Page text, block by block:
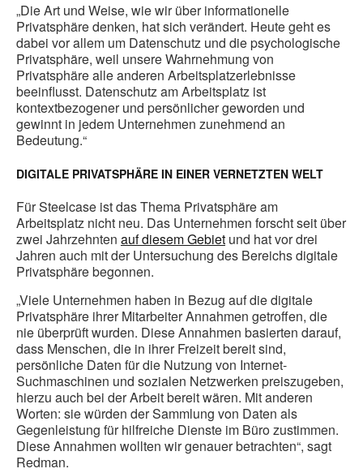
„Die Art und Weise, wie wir über informationelle
Privatsphäre denken, hat sich verändert. Heute geht es
dabei vor allem um Datenschutz und die psychologische
Privatsphäre, weil unsere Wahrnehmung von
Privatsphäre alle anderen Arbeitsplatzerlebnisse
beeinflusst. Datenschutz am Arbeitsplatz ist
kontextbezogener und persönlicher geworden und
gewinnt in jedem Unternehmen zunehmend an
Bedeutung.“
DIGITALE PRIVATSPHÄRE IN EINER VERNETZTEN WELT
Für Steelcase ist das Thema Privatsphäre am
Arbeitsplatz nicht neu. Das Unternehmen forscht seit über
zwei Jahrzehnten auf diesem Gebiet und hat vor drei
Jahren auch mit der Untersuchung des Bereichs digitale
Privatsphäre begonnen.
„Viele Unternehmen haben in Bezug auf die digitale
Privatsphäre ihrer Mitarbeiter Annahmen getroffen, die
nie überprüft wurden. Diese Annahmen basierten darauf,
dass Menschen, die in ihrer Freizeit bereit sind,
persönliche Daten für die Nutzung von Internet-
Suchmaschinen und sozialen Netzwerken preiszugeben,
hierzu auch bei der Arbeit bereit wären. Mit anderen
Worten: sie würden der Sammlung von Daten als
Gegenleistung für hilfreiche Dienste im Büro zustimmen.
Diese Annahmen wollten wir genauer betrachten“, sagt
Redman.